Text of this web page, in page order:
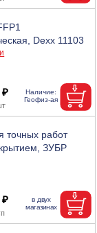
Dexx 11103
₽
точных работ
ЗУБР
₽